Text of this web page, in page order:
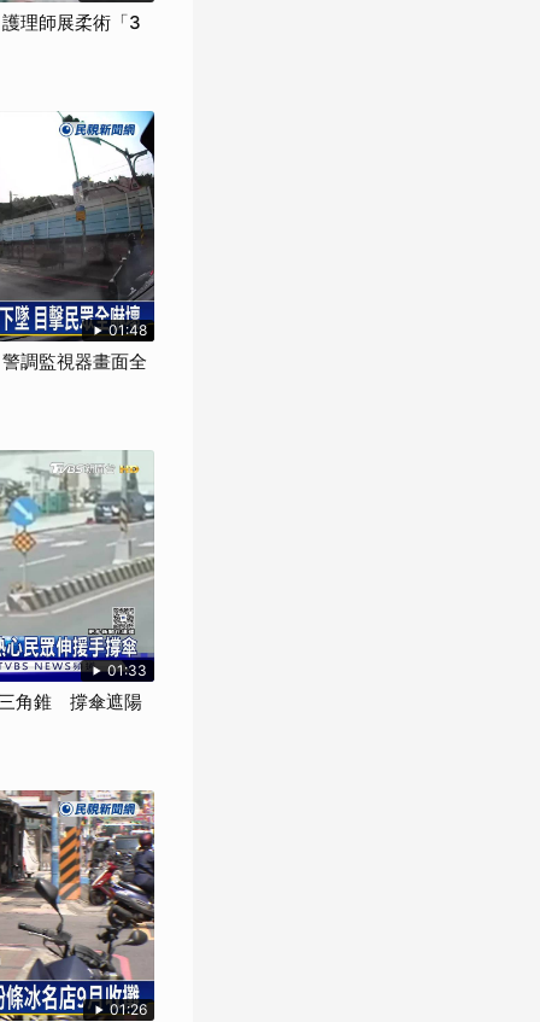
理師展柔術「3
01:48
調監視器畫面全
01:33
角錐 撐傘遮陽
01:26